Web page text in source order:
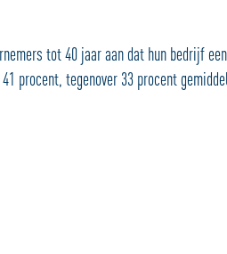
tot 40 jaar aan dat hun bedrijf
procent, tegenover 33 procent